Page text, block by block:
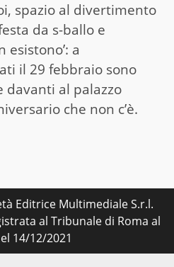
spazio al divertimento
da s-ballo e
esistono’: a
il 29 febbraio sono
davanti al palazzo
che non c’è.
Editrice Multimediale S.r.l.
al Tribunale di Roma al
14/12/2021